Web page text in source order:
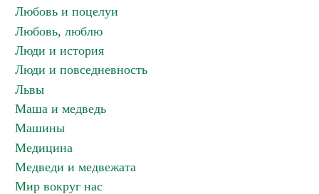
Любовь и поцелуи
Любовь, люблю
Люди и история
Люди и повседневность
Львы
Маша и медведь
Машины
Медицина
Медведи и медвежата
Мир вокруг нас